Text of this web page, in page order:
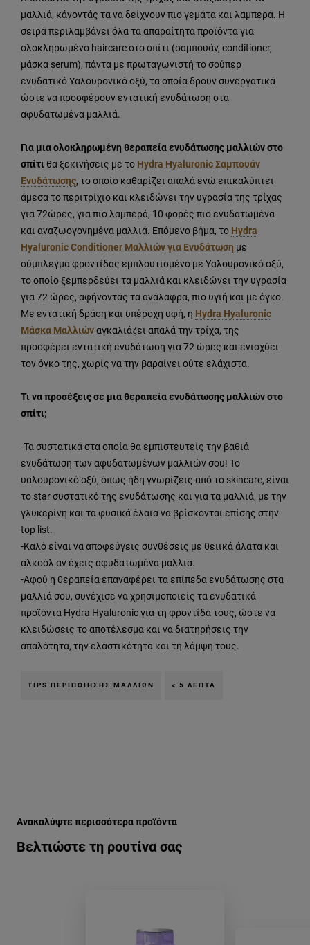
μαλλιά, κάνοντάς τα να δείχνουν πιο γεμάτα και λαμπερά. Η
σειρά περιλαμβάνει όλα τα απαραίτητα προϊόντα για
ολοκληρωμένο haircare στο σπίτι (σαμπουάν, conditioner,
μάσκα serum), πάντα με πρωταγωνιστή το σούπερ
ενυδατικό Υαλουρονικό οξύ, τα οποία δρουν συνεργατικά
ώστε να προσφέρουν εντατική ενυδάτωση στα
αφυδατωμένα μαλλιά.
Για μια ολοκληρωμένη θεραπεία ενυδάτωσης μαλλιών στο
σπίτι θα ξεκινήσεις με το Hydra Hyaluronic Σαμπουάν
Ενυδάτωσης, το οποίο καθαρίζει απαλά ενώ επικαλύπτει
άμεσα το περιτρίχιο και κλειδώνει την υγρασία της τρίχας
για 72ώρες, για πιο λαμπερά, 10 φορές πιο ενυδατωμένα
και αναζωογονημένα μαλλιά. Επόμενο βήμα, το Hydra
Hyaluronic Conditioner Μαλλιών για Ενυδάτωση με
σύμπλεγμα φροντίδας εμπλουτισμένο με Υαλουρονικό οξύ,
το οποίο ξεμπερδεύει τα μαλλιά και κλειδώνει την υγρασία
για 72 ώρες, αφήνοντάς τα ανάλαφρα, πιο υγιή και με όγκο.
Με εντατική δράση και υπέροχη υφή, η Hydra Hyaluronic
Μάσκα Μαλλιώναγκαλιάζει απαλά την τρίχα, της
προσφέρει εντατική ενυδάτωση για 72 ώρες και ενισχύει
τον όγκο της, χωρίς να την βαραίνει ούτε ελάχιστα.
Τι να προσέξεις σε μια θεραπεία ενυδάτωσης μαλλιών στο
σπίτι;
-Τα συστατικά στα οποία θα εμπιστευτείς την βαθιά
ενυδάτωση των αφυδατωμένων μαλλιών σου! Το
υαλουρονικό οξύ, όπως ήδη γνωρίζεις από το skincare, είναι
το star συστατικό της ενυδάτωσης και για τα μαλλιά, με την
γλυκερίνη και τα φυσικά έλαια να βρίσκονται επίσης στην
top list.
-Καλό είναι να αποφεύγεις συνθέσεις με θειικά άλατα και
αλκοόλ αν έχεις αφυδατωμένα μαλλιά.
-Αφού η θεραπεία επαναφέρει τα επίπεδα ενυδάτωσης στα
μαλλιά σου, συνέχισε να χρησιμοποιείς τα ενυδατικά
προϊόντα Hydra Hyaluronic για τη φροντίδα τους, ώστε να
κλειδώσεις το αποτέλεσμα και να διατηρήσεις την
απαλότητα, την ελαστικότητα και τη λάμψη τους.
TIPS ΠΕΡΙΠΟΊΗΣΗΣ ΜΑΛΛΙΏΝ < 5 ΛΕΠΤΆ
Βελτιώστε τη ρουτίνα σας
Ανακαλύψτε περισσότερα προϊόντα